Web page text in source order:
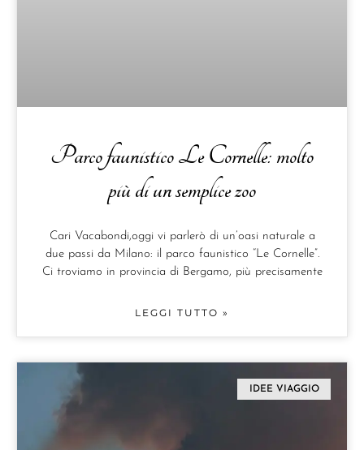
Parco faunistico Le Cornelle: molto
più di un semplice zoo
Cari Vacabondi,oggi vi parlerò di un’oasi naturale a
due passi da Milano: il parco faunistico “Le Cornelle”.
Ci troviamo in provincia di Bergamo, più precisamente
LEGGI TUTTO »
IDEE VIAGGIO